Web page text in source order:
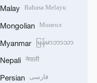
Malay Bahasa Melayu
Mongolian Монгол
Myanmar မြန်မာဘာသာ
Nepali नेपाली
Persian فارسی